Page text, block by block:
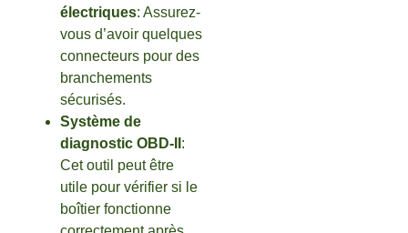
électriques: Assurez-
vous d’avoir quelques
connecteurs pour des
branchements
sécurisés.
Système de
diagnostic OBD-II :
Cet outil peut être
utile pour vérifier si le
boîtier fonctionne